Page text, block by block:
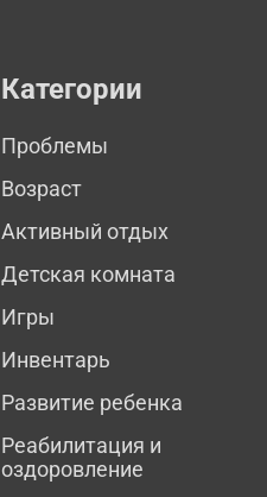
Категории
Проблемы
Возраст
Активный отдых
Детская комната
Игры
Инвентарь
Развитие ребенка
Реабилитация и
оздоровление